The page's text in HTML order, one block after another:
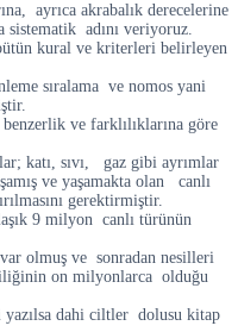
ayrıca akrabalık derecelerine
sistematik adını veriyoruz.
kural ve kriterleri belirleyen
sıralama ve nomos yani
ve farklılıklarına göre
katı, sıvı, gaz gibi ayrımlar
ve yaşamakta olan canlı
gerektirmiştir.
9 milyon canlı türünün
olmuş ve sonradan nesilleri
on milyonlarca olduğu
dahi ciltler dolusu kitap